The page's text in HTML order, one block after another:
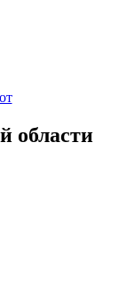
области